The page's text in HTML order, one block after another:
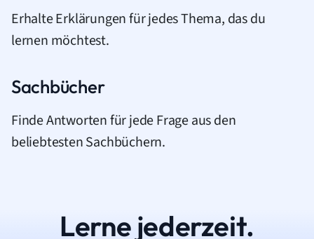
Erhalte Erklärungen für jedes Thema, das du
lernen möchtest.
Sachbücher
Finde Antworten für jede Frage aus den
beliebtesten Sachbüchern.
Lerne jederzeit.